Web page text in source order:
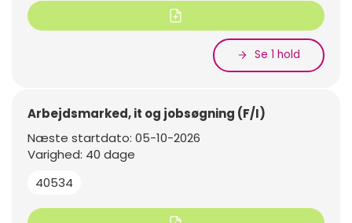
Se 1 hold
Arbejdsmarked, it og jobsøgning (F/I)
40534
Næste startdato: 05-10-2026
Varighed: 40 dage